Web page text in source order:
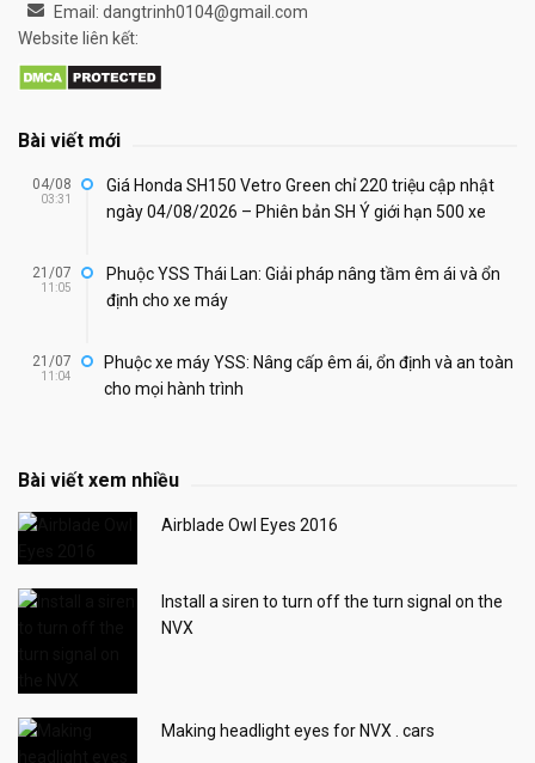
Email: dangtrinh0104@gmail.com
Website liên kết:
Bài viết mới
04/08
03:31
Giá Honda SH150 Vetro Green chỉ 220 triệu cập nhật
ngày 04/08/2026 – Phiên bản SH Ý giới hạn 500 xe
21/07
11:05
Phuộc YSS Thái Lan: Giải pháp nâng tầm êm ái và ổn
định cho xe máy
21/07
11:04
Phuộc xe máy YSS: Nâng cấp êm ái, ổn định và an toàn
cho mọi hành trình
Bài viết xem nhiều
Airblade Owl Eyes 2016
Install a siren to turn off the turn signal on the
NVX
Making headlight eyes for NVX . cars